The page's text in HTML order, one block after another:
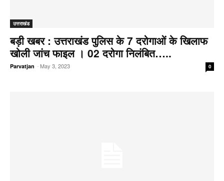
उत्तराखंड
बड़ी खबर : उत्तराखंड पुलिस के 7 दरोगाओं के खिलाफ
खोली जांच फाइल । 02 दरोगा निलंबित…..
Parvatjan -May 3, 2023 0